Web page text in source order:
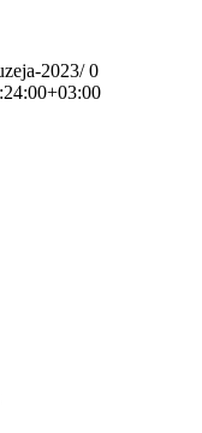
2023/ 0